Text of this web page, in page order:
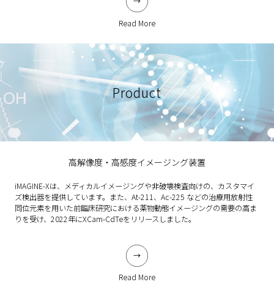
Read More
Product
高解像度・高感度イメージング装置
iMAGINE-Xは、メディカルイメージングや非破壊検査向けの、カスタマイ
ズ検出器を提供しています。また、At-211、Ac-225 などの治療用放射性
同位元素を用いた前臨床研究における薬物動態イメージングの需要の高ま
りを受け、2022年にXCam-CdTeをリリースしました。
Read More